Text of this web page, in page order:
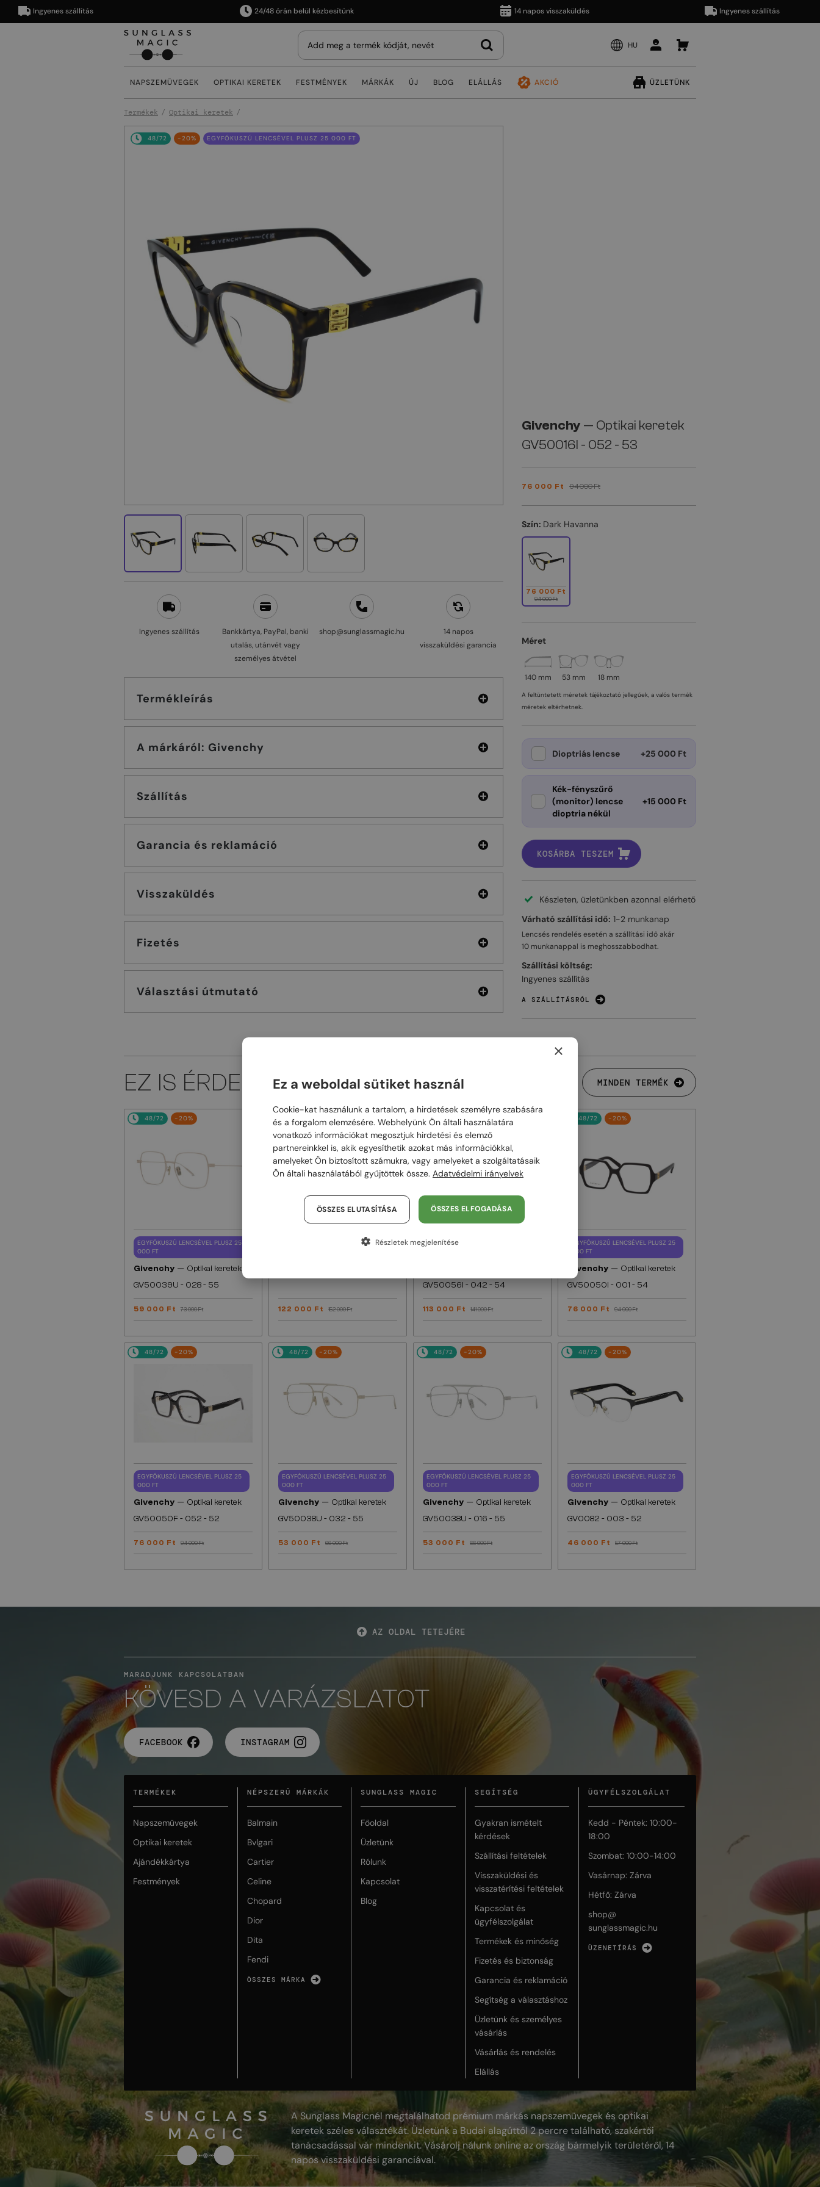
Ingyenes szállítás 24/48 órán belül kézbesítünk 14 napos visszaküldés Ingyenes szállítás
HU
NAPSZEMÜVEGEK OPTIKAI KERETEK FESTMÉNYEK MÁRKÁK ÚJ BLOG ELÁLLÁS AKCIÓ ÜZLETÜNK
Termékek Optikai keretek
48/72 -20% EGYFÓKUSZÚ LENCSÉVEL PLUSZ 25 000 FT
Ingyenes szállítás
Bankkártya, PayPal, banki
utalás, utánvét vagy
személyes átvétel
shop@sunglassmagic.hu
14 napos
visszaküldési garancia
Termékleírás
A márkáról: Givenchy
Szállítás
Garancia és reklamáció
Visszaküldés
Fizetés
Választási útmutató
Givenchy — Optikai keretek
GV50016I - 052 - 53
76 000 Ft 94 000 Ft
Szín: Dark Havanna
76 000 Ft
94 000 Ft
Méret
140 mm 53 mm 18 mm
A feltüntetett méretek tájékoztató jellegűek, a valós termék
méretek eltérhetnek.
Dioptriás lencse +25 000 Ft
Kék-fényszűrő
(monitor) lencse
dioptria nékül
+15 000 Ft
KOSÁRBA TESZEM
Készleten, üzletünkben azonnal elérhető
Várható szállítási idő: 1-2 munkanap
Lencsés rendelés esetén a szállítási idő akár
10 munkanappal is meghosszabbodhat.
Szállítási költség:
Ingyenes szállítás
A SZÁLLÍTÁSRÓL
EZ IS ÉRDEKELHET MINDEN TERMÉK
48/72 -20%
EGYFÓKUSZÚ LENCSÉVEL PLUSZ 25
000 FT
Givenchy — Optikai keretek
GV50039U - 028 - 55
59 000 Ft 73 000 Ft
48/72 -20%
Napszemüvegek
122 000 Ft 152 000 Ft
48/72 -20%
EGYFÓKUSZÚ LENCSÉVEL PLUSZ 25
GV50056I - 042 - 54
113 000 Ft 141 000 Ft
48/72 -20%
EGYFÓKUSZÚ LENCSÉVEL PLUSZ 25
000 FT
Givenchy — Optikai keretek
GV50050I - 001 - 54
76 000 Ft 94 000 Ft
48/72 -20%
EGYFÓKUSZÚ LENCSÉVEL PLUSZ 25
000 FT
Givenchy — Optikai keretek
GV50050F - 052 - 52
76 000 Ft 94 000 Ft
48/72 -20%
EGYFÓKUSZÚ LENCSÉVEL PLUSZ 25
000 FT
Givenchy — Optikai keretek
GV50038U - 032 - 55
53 000 Ft 66 000 Ft
48/72 -20%
EGYFÓKUSZÚ LENCSÉVEL PLUSZ 25
000 FT
Givenchy — Optikai keretek
GV50038U - 016 - 55
53 000 Ft 66 000 Ft
48/72 -20%
EGYFÓKUSZÚ LENCSÉVEL PLUSZ 25
000 FT
Givenchy — Optikai keretek
GV0082 - 003 - 52
46 000 Ft 57 000 Ft
AZ OLDAL TETEJÉRE
MARADJUNK KAPCSOLATBAN
KÖVESD A VARÁZSLATOT
FACEBOOK INSTAGRAM
TERMÉKEK
Napszemüvegek
Optikai keretek
Ajándékkártya
Festmények
NÉPSZERŰ MÁRKÁK
Balmain
Bvlgari
Cartier
Celine
Chopard
Dior
Dita
Fendi
ÖSSZES MÁRKA
SUNGLASS MAGIC
Főoldal
Üzletünk
Rólunk
Kapcsolat
Blog
SEGÍTSÉG
Gyakran ismételt
kérdések
Szállítási feltételek
Visszaküldési és
visszatérítési feltételek
Kapcsolat és
ügyfélszolgálat
Termékek és minőség
Fizetés és biztonság
Garancia és reklamáció
Segítség a választáshoz
Üzletünk és személyes
vásárlás
Vásárlás és rendelés
Elállás
ÜGYFÉLSZOLGÁLAT
Kedd - Péntek: 10:00-
18:00
Szombat: 10:00-14:00
Vasárnap: Zárva
Hétfő: Zárva
shop@
sunglassmagic.hu
ÜZENETÍRÁS
A Sunglass Magicnél megtalálhatod prémium márkás napszemüvegek és optikai
keretek széles választékát. Üzletünk a Budai alagúttól 2 percre található, szakértői
tanácsadással vár mindenkit. Vásárolj nálunk online az ország bármelyik területéről, 14
napos visszaküldési garanciával.
×
Ez a weboldal sütiket használ
Cookie-kat használunk a tartalom, a hirdetések személyre szabására
és a forgalom elemzésére. Webhelyünk Ön általi használatára
vonatkozó információkat megosztjuk hirdetési és elemző
partnereinkkel is, akik egyesíthetik azokat más információkkal,
amelyeket Ön biztosított számukra, vagy amelyeket a szolgáltatásaik
Ön általi használatából gyűjtöttek össze. Adatvédelmi irányelvek
ÖSSZES ELFOGADÁSA
ÖSSZES ELUTASÍTÁSA
Részletek megjelenítése